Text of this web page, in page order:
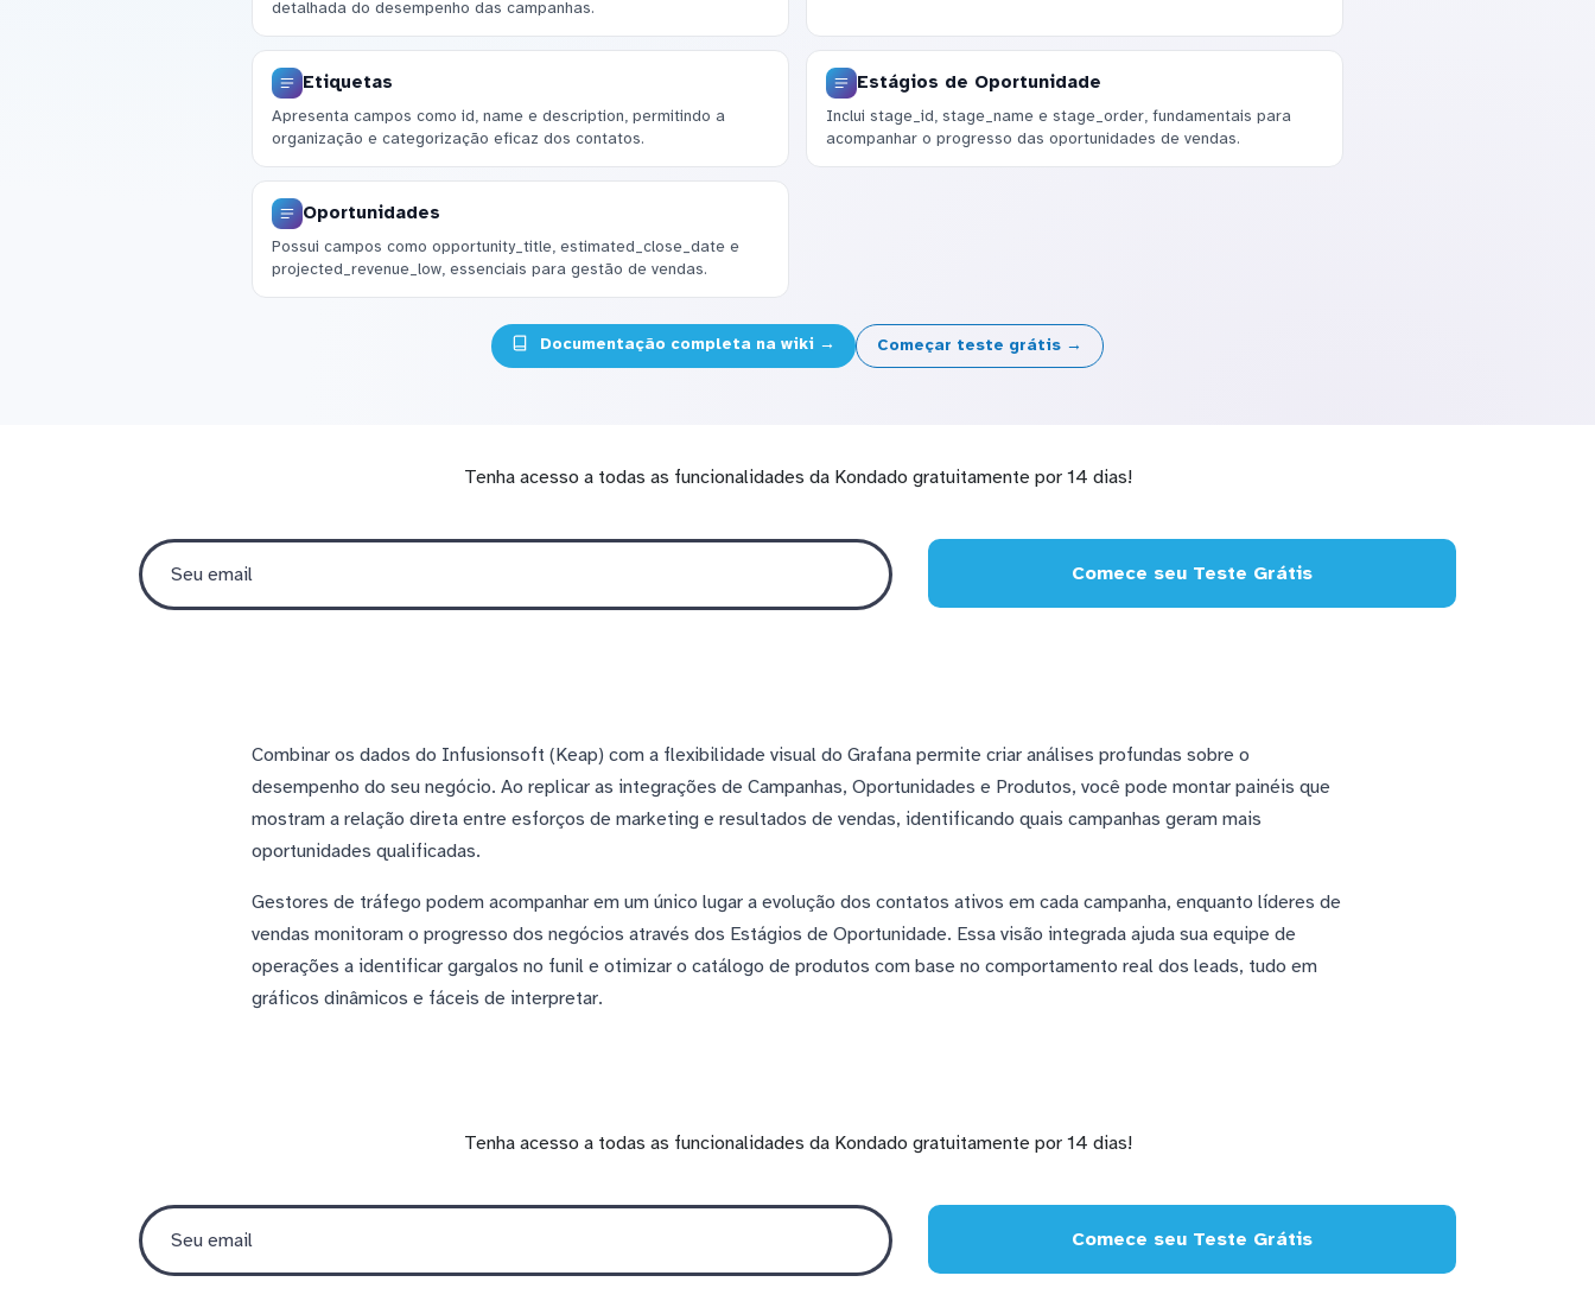
detalhada do desempenho das campanhas.
Etiquetas
Apresenta campos como id, name e description, permitindo a
organização e categorização eficaz dos contatos.
Estágios de Oportunidade
Inclui stage_id, stage_name e stage_order, fundamentais para
acompanhar o progresso das oportunidades de vendas.
Oportunidades
Possui campos como opportunity_title, estimated_close_date e
projected_revenue_low, essenciais para gestão de vendas.
Documentação completa na wiki → Começar teste grátis →
Tenha acesso a todas as funcionalidades da Kondado gratuitamente por 14 dias!
Comece seu Teste Grátis
Combinar os dados do Infusionsoft (Keap) com a flexibilidade visual do Grafana permite criar análises profundas sobre o
desempenho do seu negócio. Ao replicar as integrações de Campanhas, Oportunidades e Produtos, você pode montar painéis que
mostram a relação direta entre esforços de marketing e resultados de vendas, identificando quais campanhas geram mais
oportunidades qualificadas.
Gestores de tráfego podem acompanhar em um único lugar a evolução dos contatos ativos em cada campanha, enquanto líderes de
vendas monitoram o progresso dos negócios através dos Estágios de Oportunidade. Essa visão integrada ajuda sua equipe de
operações a identificar gargalos no funil e otimizar o catálogo de produtos com base no comportamento real dos leads, tudo em
gráficos dinâmicos e fáceis de interpretar.
Tenha acesso a todas as funcionalidades da Kondado gratuitamente por 14 dias!
Comece seu Teste Grátis